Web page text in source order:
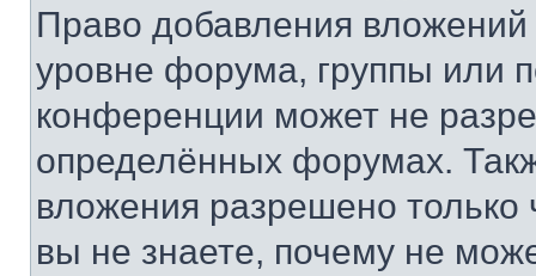
Право добавления
уровне форума, группы или
конференции может не
определённых форумах.
вложения разрешено
вы не знаете, почему не